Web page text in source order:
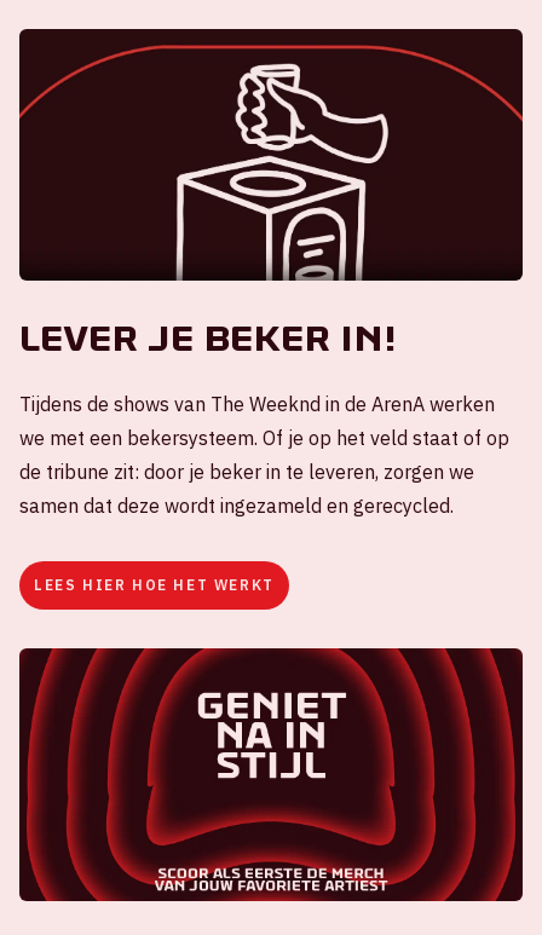
Lever je beker in!
Tijdens de shows van The Weeknd in de ArenA werken
we met een bekersysteem. Of je op het veld staat of op
de tribune zit: door je beker in te leveren, zorgen we
samen dat deze wordt ingezameld en gerecycled.
LEES HIER HOE HET WERKT